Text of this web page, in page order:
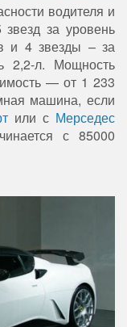
водителя и
за уровень
и 4 звезды – за
2,2-л. Мощность
— от 1 233
машина, если
или с Мерседес
с 85000